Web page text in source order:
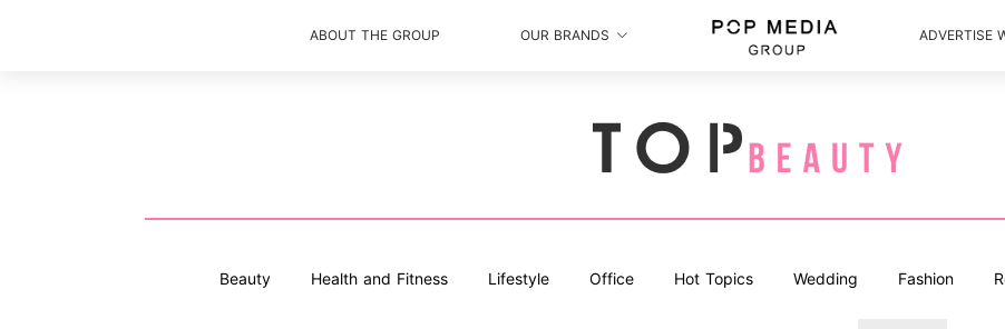
ABOUT THE GROUP OUR BRANDS ADVERTISE
Beauty Health and Fitness Lifestyle Office Hot Topics Wedding Fashion